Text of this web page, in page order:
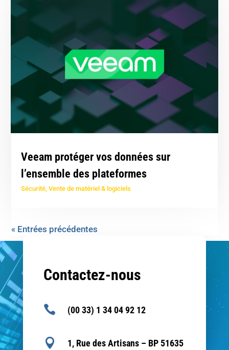
Veeam protéger vos données sur
l’ensemble des plateformes
Sécurité,Vente de matériel & logiciels
« Entrées précédentes
Contactez-nous
 (00 33) 1 34 04 92 12

1, Rue des Artisans – BP 51635